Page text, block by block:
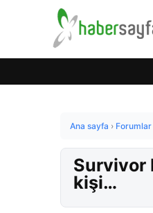
Ana sayfa › Forumlar
Survivor
kişi…